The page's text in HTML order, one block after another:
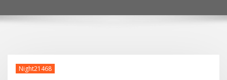
Night21468